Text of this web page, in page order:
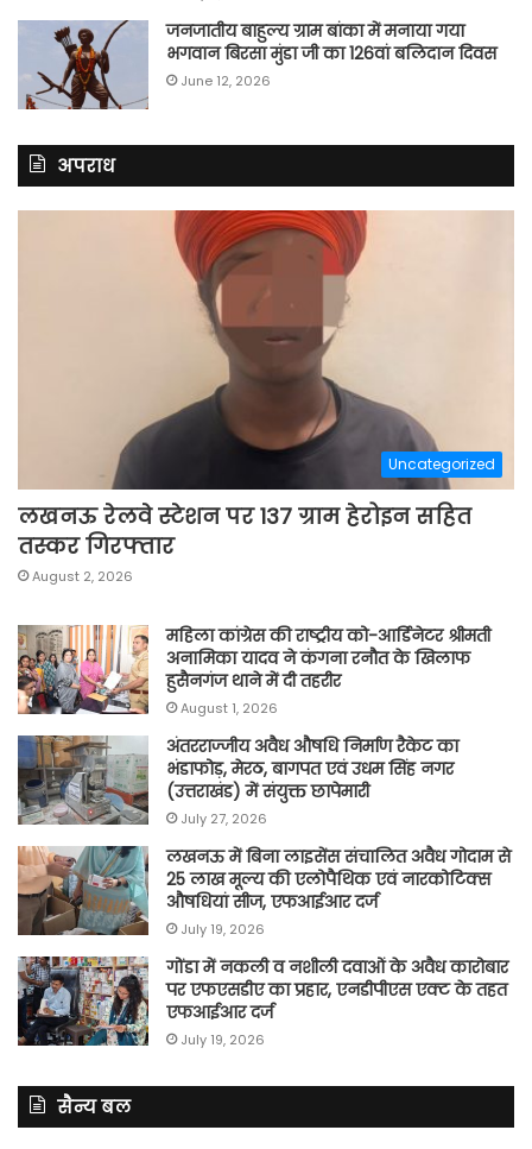
जनजातीय बाहुल्य ग्राम बांका में मनाया गया
भगवान बिरसा मुंडा जी का 126वां बलिदान दिवस
June 12, 2026
अपराध
Uncategorized
लखनऊ रेलवे स्टेशन पर 137 ग्राम हेरोइन सहित
तस्कर गिरफ्तार
August 2, 2026
महिला कांग्रेस की राष्ट्रीय को-आर्डिनेटर श्रीमती
अनामिका यादव ने कंगना रनौत के खिलाफ
हुसैनगंज थाने में दी तहरीर
August 1, 2026
अंतरराज्जीय अवैध औषधि निर्माण रैकेट का
भंडाफोड़, मेरठ, बागपत एवं उधम सिंह नगर
(उत्तराखंड) में संयुक्त छापेमारी
July 27, 2026
लखनऊ में बिना लाइसेंस संचालित अवैध गोदाम से
25 लाख मूल्य की एलोपैथिक एवं नारकोटिक्स
औषधियां सीज, एफआईआर दर्ज
July 19, 2026
गोंडा में नकली व नशीली दवाओं के अवैध कारोबार
पर एफएसडीए का प्रहार, एनडीपीएस एक्ट के तहत
एफआईआर दर्ज
July 19, 2026
सैन्य बल